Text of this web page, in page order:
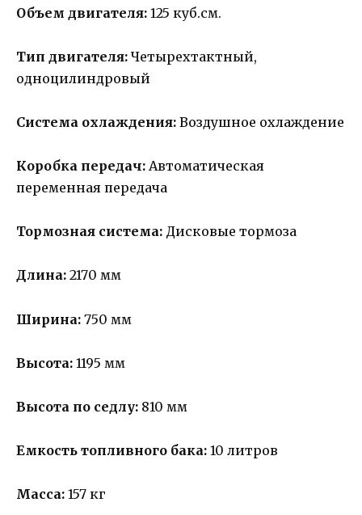
Объем двигателя: 125 куб.см.
Тип двигателя: Четырехтактный,
одноцилиндровый
Система охлаждения: Воздушное охлаждение
Коробка передач: Автоматическая
переменная передача
Тормозная система: Дисковые тормоза
Длина: 2170 мм
Ширина: 750 мм
Высота: 1195 мм
Высота по седлу: 810 мм
Емкость топливного бака: 10 литров
Масса: 157 кг